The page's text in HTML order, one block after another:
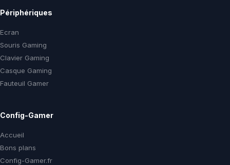
Périphériques
Ecran
Souris Gaming
Clavier Gaming
Casque Gaming
Fauteuil Gamer
Config-Gamer
Accueil
Bons plans
Config-Gamer.fr